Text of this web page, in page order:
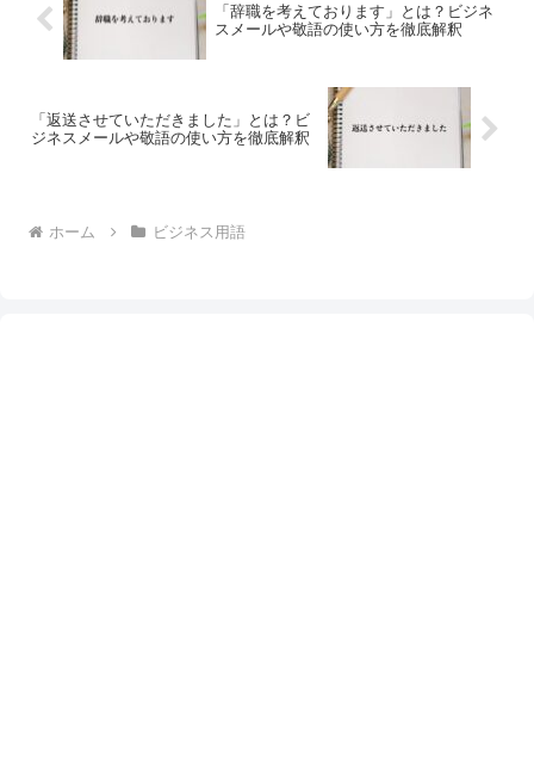
「辞職を考えております」とは？ビジネ
スメールや敬語の使い方を徹底解釈
「返送させていただきました」とは？ビ
ジネスメールや敬語の使い方を徹底解釈
ホーム ビジネス用語